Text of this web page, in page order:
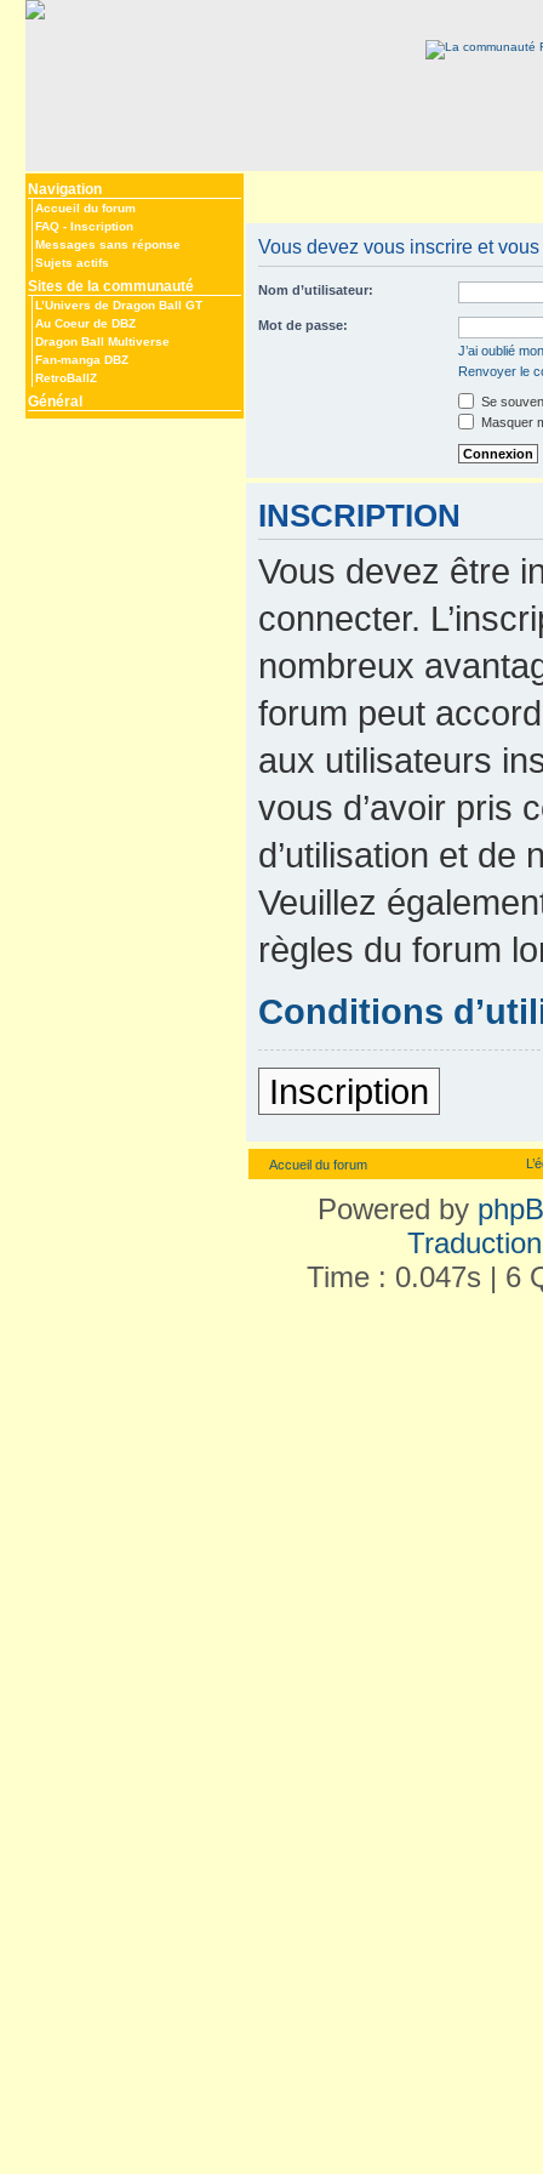
Navigation
Accueil du forum
FAQ - Inscription
Messages sans réponse
Sujets actifs
Sites de la communauté
L’Univers de Dragon Ball GT
Au Coeur de DBZ
Dragon Ball Multiverse
Fan-manga DBZ
RetroBallZ
Général
Vous devez vous inscrire et
Nom d’utilisateur:
Mot de passe:
J’ai oublié
Renvoyer le
Se
Masquer
INSCRIPTION
Vous devez être
connecter.
nombreux
forum peut
aux utilisateurs
vous d’avoir pris
d’utilisation et de
Veuillez
règles du forum
Conditions
Inscription
Accueil du forum
Powered by
Time : 0.047s | 6